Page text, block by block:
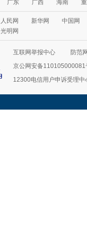
广东 广西 海南
人民网 新华网
中国网
光明网
互联网举报中心
防范
京公网安备110105000081
12300电信用户申诉受理中